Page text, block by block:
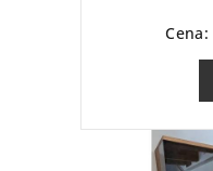
Cena: